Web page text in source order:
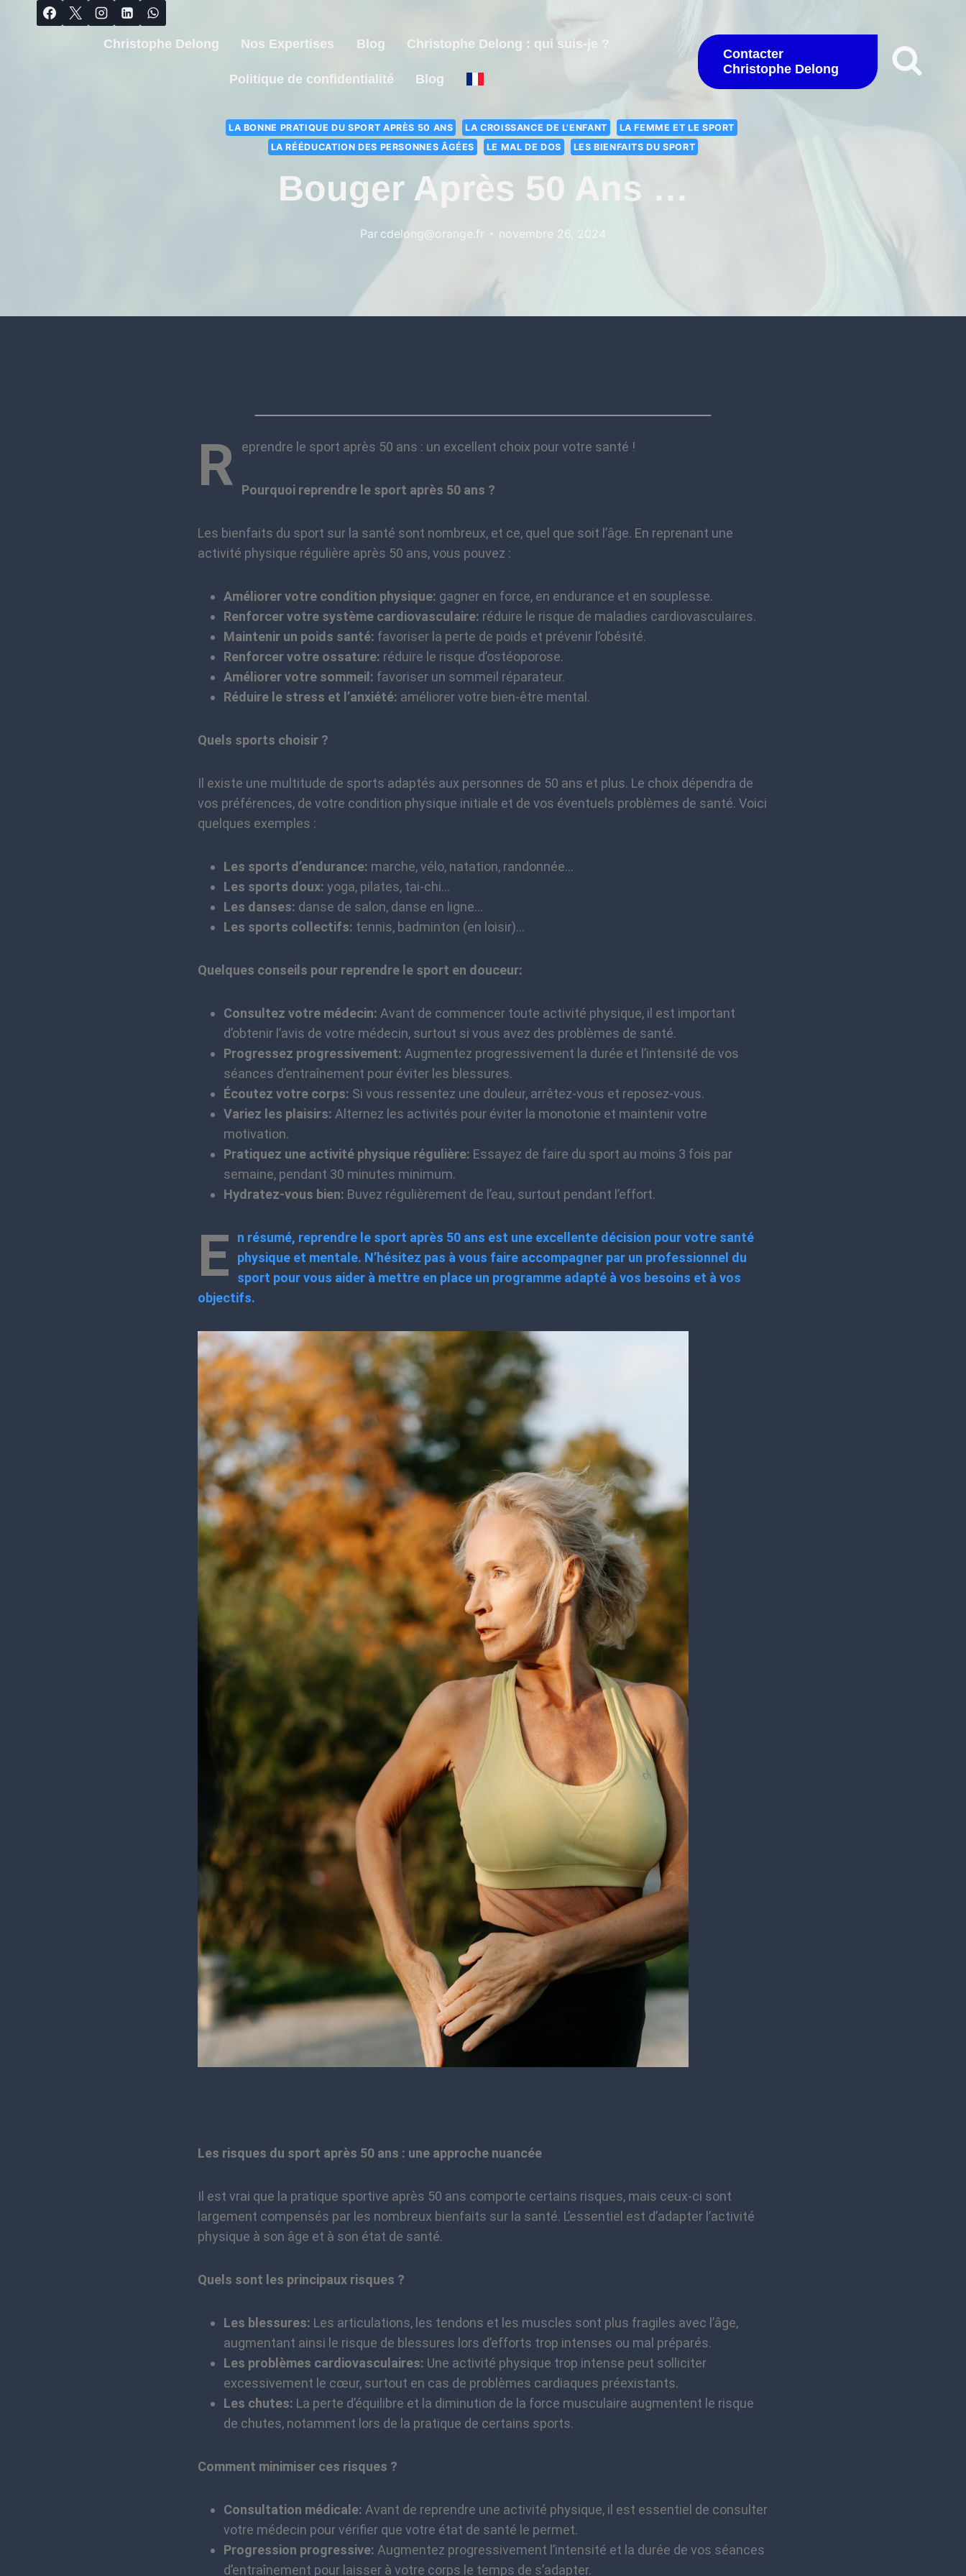
Christophe Delong Nos Expertises Blog Christophe Delong : qui suis-je ?
Politique de confidentialité Blog
Contacter
Christophe Delong
LA BONNE PRATIQUE DU SPORT APRÈS 50 ANS LA CROISSANCE DE L'ENFANT
LA FEMME ET LE SPORT
LA RÉÉDUCATION DES PERSONNES ÂGÉES
LE MAL DE DOS LES BIENFAITS DU SPORT
Bouger Après 50 Ans …
Par cdelong@orange.fr novembre 26, 2024
R eprendre le sport après 50 ans : un excellent choix pour votre santé !
Pourquoi reprendre le sport après 50 ans ?
Les bienfaits du sport sur la santé sont nombreux, et ce, quel que soit l’âge. En reprenant une
activité physique régulière après 50 ans, vous pouvez :
Améliorer votre condition physique: gagner en force, en endurance et en souplesse.
Renforcer votre système cardiovasculaire: réduire le risque de maladies cardiovasculaires.
Maintenir un poids santé: favoriser la perte de poids et prévenir l’obésité.
Renforcer votre ossature: réduire le risque d’ostéoporose.
Améliorer votre sommeil: favoriser un sommeil réparateur.
Réduire le stress et l’anxiété: améliorer votre bien-être mental.
Quels sports choisir ?
Il existe une multitude de sports adaptés aux personnes de 50 ans et plus. Le choix dépendra de
vos préférences, de votre condition physique initiale et de vos éventuels problèmes de santé. Voici
quelques exemples :
Les sports d’endurance: marche, vélo, natation, randonnée…
Les sports doux: yoga, pilates, tai-chi…
Les danses: danse de salon, danse en ligne…
Les sports collectifs: tennis, badminton (en loisir)…
Quelques conseils pour reprendre le sport en douceur:
Consultez votre médecin: Avant de commencer toute activité physique, il est important
d’obtenir l’avis de votre médecin, surtout si vous avez des problèmes de santé.
Progressez progressivement: Augmentez progressivement la durée et l’intensité de vos
séances d’entraînement pour éviter les blessures.
Écoutez votre corps: Si vous ressentez une douleur, arrêtez-vous et reposez-vous.
Variez les plaisirs: Alternez les activités pour éviter la monotonie et maintenir votre
motivation.
Pratiquez une activité physique régulière: Essayez de faire du sport au moins 3 fois par
semaine, pendant 30 minutes minimum.
Hydratez-vous bien: Buvez régulièrement de l’eau, surtout pendant l’effort.
E
n résumé, reprendre le sport après 50 ans est une excellente décision pour votre santé
physique et mentale. N’hésitez pas à vous faire accompagner par un professionnel du
sport pour vous aider à mettre en place un programme adapté à vos besoins et à vos
objectifs.
Les risques du sport après 50 ans : une approche nuancée
Il est vrai que la pratique sportive après 50 ans comporte certains risques, mais ceux-ci sont
largement compensés par les nombreux bienfaits sur la santé. L’essentiel est d’adapter l’activité
physique à son âge et à son état de santé.
Quels sont les principaux risques ?
Les blessures: Les articulations, les tendons et les muscles sont plus fragiles avec l’âge,
augmentant ainsi le risque de blessures lors d’efforts trop intenses ou mal préparés.
Les problèmes cardiovasculaires: Une activité physique trop intense peut solliciter
excessivement le cœur, surtout en cas de problèmes cardiaques préexistants.
Les chutes: La perte d’équilibre et la diminution de la force musculaire augmentent le risque
de chutes, notamment lors de la pratique de certains sports.
Comment minimiser ces risques ?
Consultation médicale: Avant de reprendre une activité physique, il est essentiel de consulter
votre médecin pour vérifier que votre état de santé le permet.
Progression progressive: Augmentez progressivement l’intensité et la durée de vos séances
d’entraînement pour laisser à votre corps le temps de s’adapter.